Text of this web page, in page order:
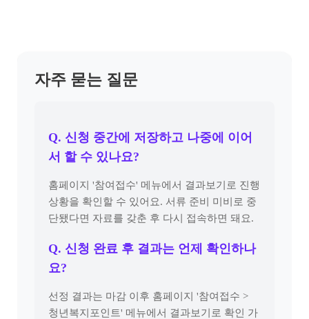
자주 묻는 질문
Q. 신청 중간에 저장하고 나중에 이어
서 할 수 있나요?
홈페이지 '참여접수' 메뉴에서 결과보기로 진행
상황을 확인할 수 있어요. 서류 준비 미비로 중
단됐다면 자료를 갖춘 후 다시 접속하면 돼요.
Q. 신청 완료 후 결과는 언제 확인하나
요?
선정 결과는 마감 이후 홈페이지 '참여접수 >
청년복지포인트' 메뉴에서 결과보기로 확인 가